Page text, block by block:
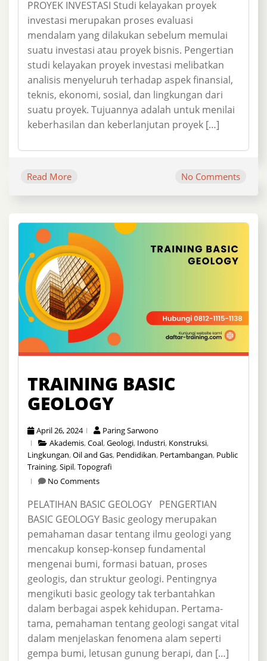
PROYEK INVESTASI Studi kelayakan proyek
investasi merupakan proses evaluasi
mendalam yang dilakukan sebelum memulai
suatu investasi atau proyek bisnis. Pengertian
studi kelayakan proyek investasi melibatkan
analisis menyeluruh terhadap aspek finansial,
teknis, ekonomi, sosial, dan lingkungan dari
suatu proyek. Tujuannya adalah untuk menilai
keberhasilan dan keberlanjutan proyek […]
Read More No Comments
TRAINING BASIC
GEOLOGY
April 26, 2024
Paring Sarwono
Akademis,Coal,Geologi, Industri, Konstruksi,
Lingkungan,Oil and Gas, Pendidikan, Pertambangan, Public
Training,Sipil,Topografi
No Comments
PELATIHAN BASIC GEOLOGY PENGERTIAN
BASIC GEOLOGY Basic geology merupakan
pemahaman dasar tentang ilmu geologi yang
mencakup konsep-konsep fundamental
mengenai bumi, formasi batuan, proses
geologis, dan struktur geologi. Pentingnya
mengikuti basic geology tak terbantahkan
dalam berbagai aspek kehidupan. Pertama-
tama, pemahaman tentang geologi sangat vital
dalam menjelaskan fenomena alam seperti
gempa bumi, letusan gunung berapi, dan […]